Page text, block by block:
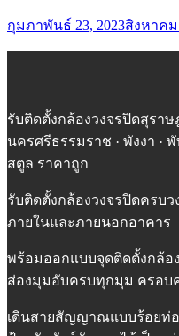
กุมภาพันธ์ 23, 2023สิงหาคม
รับติดตั้งกล้องวงจรปิดสุราษ
นครศรีธรรมราช · พังงา · พั
สตูล ราคาถูก
รับติดตั้งกล้องวงจรปิดครบว
ภายในและภายนอกอาคาร
พร้อมออกแบบจุดติดตั้งกล้อ
ส่องมุมอับครบทุกมุม ครอบ
เดินสายสัญญาณแบบร้อยท่อ